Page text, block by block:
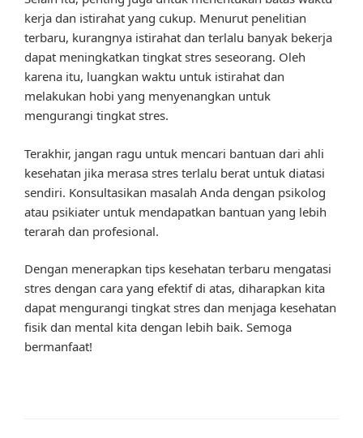
kerja dan istirahat yang cukup. Menurut penelitian
terbaru, kurangnya istirahat dan terlalu banyak bekerja
dapat meningkatkan tingkat stres seseorang. Oleh
karena itu, luangkan waktu untuk istirahat dan
melakukan hobi yang menyenangkan untuk
mengurangi tingkat stres.
Terakhir, jangan ragu untuk mencari bantuan dari ahli
kesehatan jika merasa stres terlalu berat untuk diatasi
sendiri. Konsultasikan masalah Anda dengan psikolog
atau psikiater untuk mendapatkan bantuan yang lebih
terarah dan profesional.
Dengan menerapkan tips kesehatan terbaru mengatasi
stres dengan cara yang efektif di atas, diharapkan kita
dapat mengurangi tingkat stres dan menjaga kesehatan
fisik dan mental kita dengan lebih baik. Semoga
bermanfaat!